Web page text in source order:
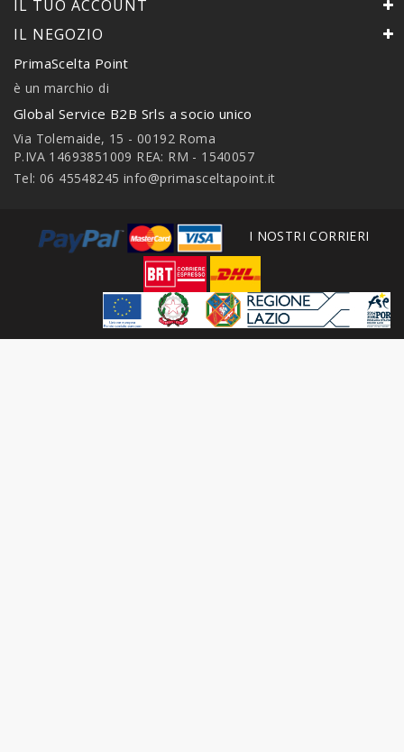
IL TUO ACCOUNT
IL NEGOZIO
PrimaScelta Point
è un marchio di
Global Service B2B Srls a socio unico
Via Tolemaide, 15 - 00192 Roma
P.IVA 14693851009 REA: RM - 1540057
Tel: 06 45548245 info@primasceltapoint.it
I NOSTRI CORRIERI